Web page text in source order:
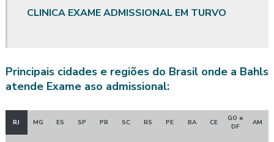
Avaliação quantitativa de riscos químicos
CLINICA EXAME ADMISSIONAL EM TURVO
Principais cidades e regiões do Brasil onde a Bahls
atende Exame aso admissional:
RJ MG ES SP PR SC RS PE BA CE
GO e
DF
AM